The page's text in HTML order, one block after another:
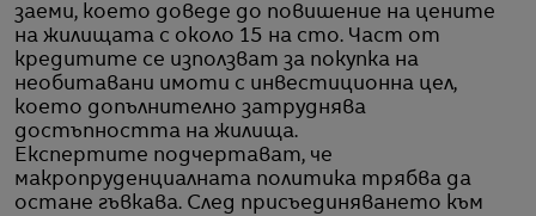
заеми, което доведе до повишение на цените
на жилищата с около 15 на сто. Част от
кредитите се използват за покупка на
необитавани имоти с инвестиционна цел,
което допълнително затруднява
достъпността на жилища.
Експертите подчертават, че
макропруденциалната политика трябва да
остане гъвкава. След присъединяването към